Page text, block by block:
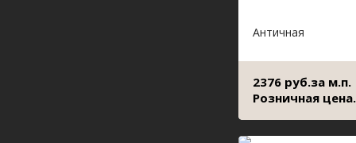
Античная
2376 руб.за м.п.
Розничная цена.